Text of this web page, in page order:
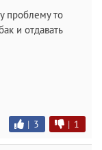
проблему то
и отдавать
| 3 | 1